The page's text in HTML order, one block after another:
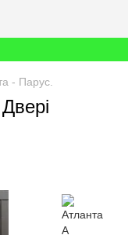
- Парус.